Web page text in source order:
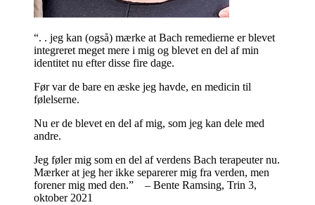
“. . jeg kan (også) mærke at Bach remedierne er blevet
integreret meget mere i mig og blevet en del af min
identitet nu efter disse fire dage.
Før var de bare en æske jeg havde, en medicin til
følelserne.
Nu er de blevet en del af mig, som jeg kan dele med
andre.
Jeg føler mig som en del af verdens Bach terapeuter nu.
Mærker at jeg her ikke separerer mig fra verden, men
forener mig med den.” – Bente Ramsing, Trin 3,
oktober 2021